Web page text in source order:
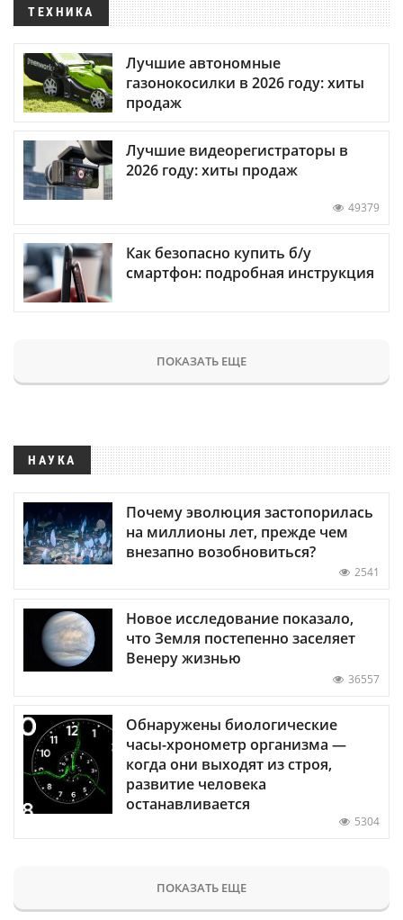
ТЕХНИКА
Лучшие автономные
газонокосилки в 2026 году: хиты
продаж
Лучшие видеорегистраторы в
2026 году: хиты продаж
49379
Как безопасно купить б/у
смартфон: подробная инструкция
ПОКАЗАТЬ ЕЩЕ
НАУКА
Почему эволюция застопорилась
на миллионы лет, прежде чем
внезапно возобновиться?
2541
Новое исследование показало,
что Земля постепенно заселяет
Венеру жизнью
36557
Обнаружены биологические
часы-хронометр организма —
когда они выходят из строя,
развитие человека
останавливается
5304
ПОКАЗАТЬ ЕЩЕ